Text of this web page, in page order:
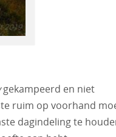
gekampeerd en niet
ruim op voorhand
dagindeling te